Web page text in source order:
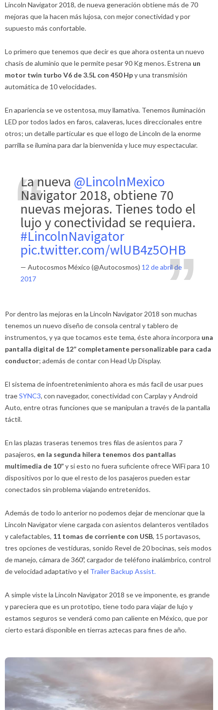
Lincoln Navigator 2018, de nueva generación obtiene más de 70
mejoras que la hacen más lujosa, con mejor conectividad y por
supuesto más confortable.
Lo primero que tenemos que decir es que ahora ostenta un nuevo
chasis de aluminio que le permite pesar 90 Kg menos. Estrena un
motor twin turbo V6 de 3.5L con 450 Hpy una transmisión
automática de 10 velocidades.
En apariencia se ve ostentosa, muy llamativa. Tenemos iluminación
LED por todos lados en faros, calaveras, luces direccionales entre
otros; un detalle particular es que el logo de Lincoln de la enorme
parrilla se ilumina para dar la bienvenida y luce muy espectacular.
La nueva @LincolnMexico
Navigator 2018, obtiene 70
nuevas mejoras. Tienes todo el
lujo y conectividad se requiera.
#LincolnNavigator
pic.twitter.com/wlUB4z5OHB
— Autocosmos México (@Autocosmos) 12 de abril de
2017
Por dentro las mejoras en la Lincoln Navigator 2018 son muchas
tenemos un nuevo diseño de consola central y tablero de
instrumentos, y ya que tocamos este tema, éste ahora incorpora una
pantalla digital de 12” completamente personalizable para cada
conductor; además de contar con Head Up Display.
El sistema de infoentretenimiento ahora es más facil de usar pues
traeSYNC3, con navegador, conectividad con Carplay y Android
Auto, entre otras funciones que se manipulan a través de la pantalla
táctil.
En las plazas traseras tenemos tres filas de asientos para 7
pasajeros, en la segunda hilera tenemos dos pantallas
multimedia de 10”y si esto no fuera suficiente ofrece WiFi para 10
dispositivos por lo que el resto de los pasajeros pueden estar
conectados sin problema viajando entretenidos.
Además de todo lo anterior no podemos dejar de mencionar que la
Lincoln Navigator viene cargada con asientos delanteros ventilados
y calefactables, 11 tomas de corriente con USB, 15 portavasos,
tres opciones de vestiduras, sonido Revel de 20 bocinas, seis modos
de manejo, cámara de 360º, cargador de teléfono inalámbrico, control
de velocidad adaptativo y el Trailer Backup Assist.
A simple viste la Lincoln Navigator 2018 se ve imponente, es grande
y pareciera que es un prototipo, tiene todo para viajar de lujo y
estamos seguros se venderá como pan caliente en México, que por
cierto estará disponible en tierras aztecas para fines de año.